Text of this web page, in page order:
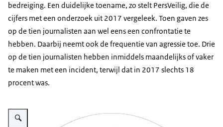
bedreiging. Een duidelijke toename, zo stelt PersVeilig, die de
cijfers met een onderzoek uit 2017 vergeleek. Toen gaven zes
op de tien journalisten aan wel eens een confrontatie te
hebben. Daarbij neemt ook de frequentie van agressie toe. Drie
op de tien journalisten hebben inmiddels maandelijks of vaker
te maken met een incident, terwijl dat in 2017 slechts 18
procent was.
Vergroot afbeelding Portret Peter ter Velde